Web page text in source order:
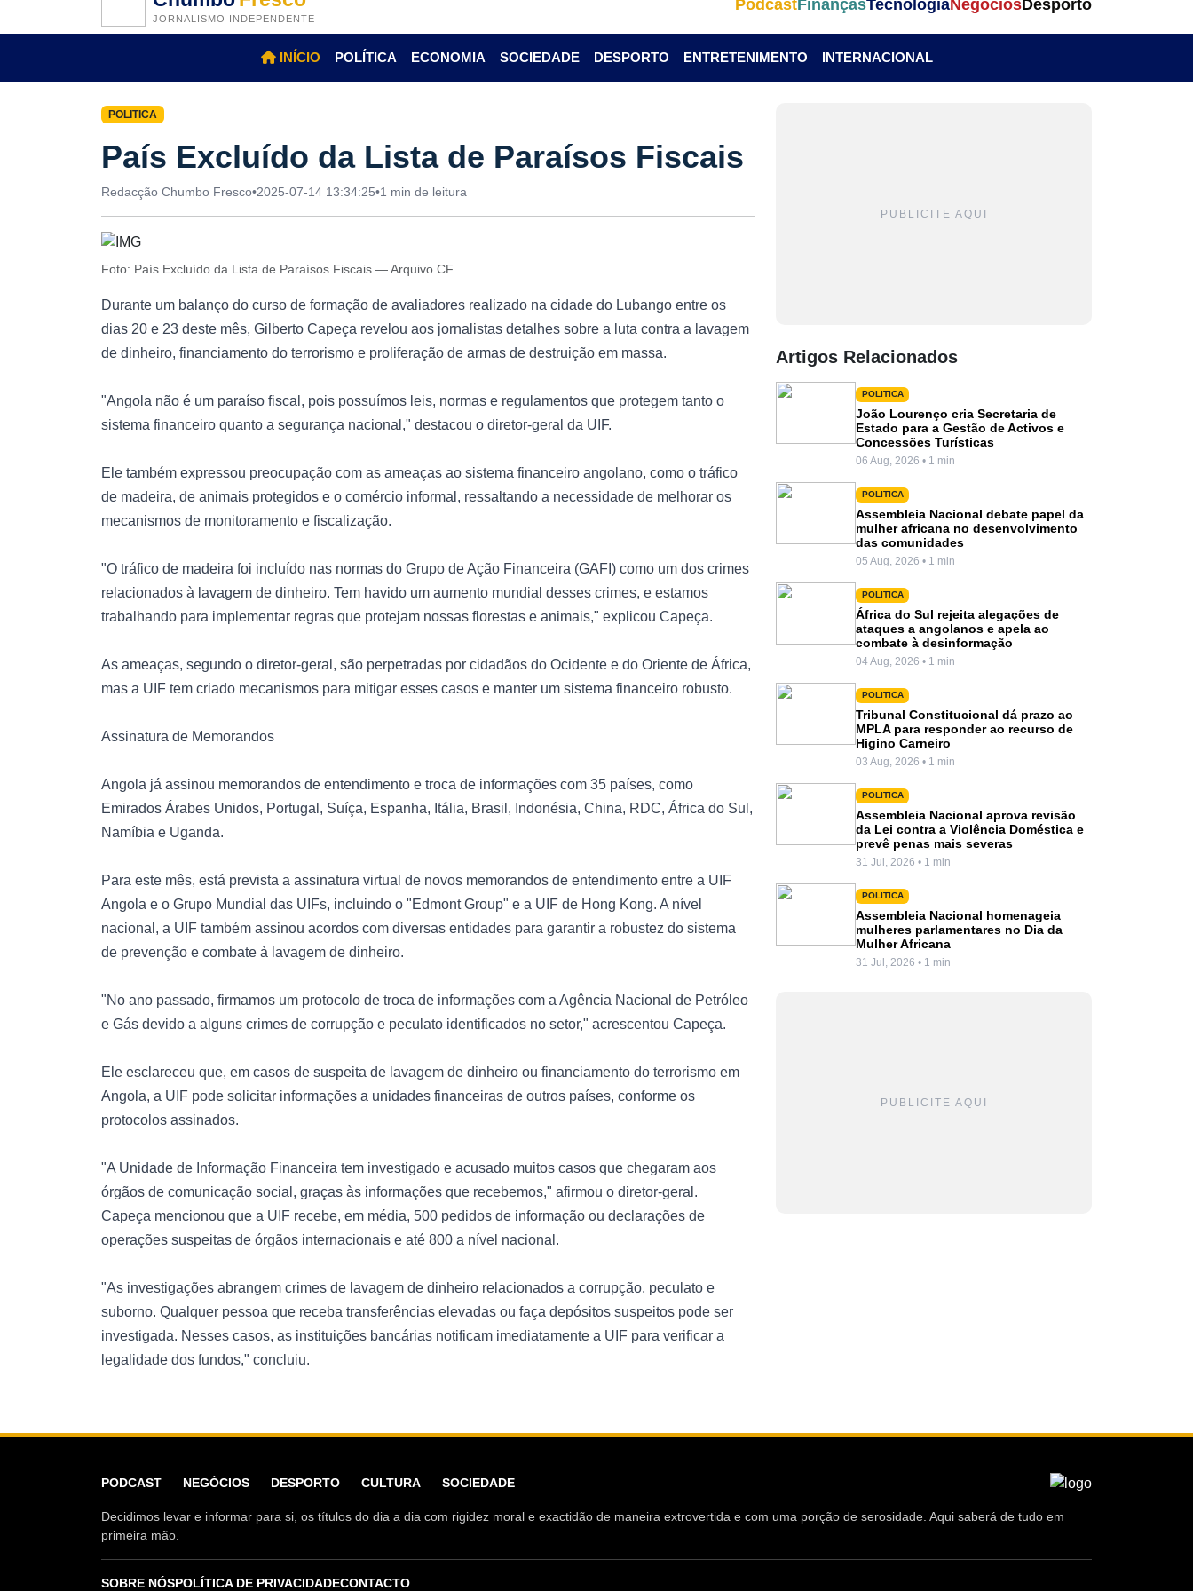
JORNALISMO INDEPENDENTE
PodcastFinançasTecnologiaNegóciosDesporto
INÍCIO POLÍTICA ECONOMIA SOCIEDADE DESPORTO ENTRETENIMENTO INTERNACIONAL
POLITICA
País Excluído da Lista de Paraísos Fiscais
Redacção Chumbo Fresco•2025-07-14 13:34:25•1 min de leitura
Foto: País Excluído da Lista de Paraísos Fiscais — Arquivo CF
Durante um balanço do curso de formação de avaliadores realizado na cidade do Lubango entre os
dias 20 e 23 deste mês, Gilberto Capeça revelou aos jornalistas detalhes sobre a luta contra a lavagem
de dinheiro, financiamento do terrorismo e proliferação de armas de destruição em massa.
"Angola não é um paraíso fiscal, pois possuímos leis, normas e regulamentos que protegem tanto o
sistema financeiro quanto a segurança nacional," destacou o diretor-geral da UIF.
Ele também expressou preocupação com as ameaças ao sistema financeiro angolano, como o tráfico
de madeira, de animais protegidos e o comércio informal, ressaltando a necessidade de melhorar os
mecanismos de monitoramento e fiscalização.
"O tráfico de madeira foi incluído nas normas do Grupo de Ação Financeira (GAFI) como um dos crimes
relacionados à lavagem de dinheiro. Tem havido um aumento mundial desses crimes, e estamos
trabalhando para implementar regras que protejam nossas florestas e animais," explicou Capeça.
As ameaças, segundo o diretor-geral, são perpetradas por cidadãos do Ocidente e do Oriente de África,
mas a UIF tem criado mecanismos para mitigar esses casos e manter um sistema financeiro robusto.
Assinatura de Memorandos
Angola já assinou memorandos de entendimento e troca de informações com 35 países, como
Emirados Árabes Unidos, Portugal, Suíça, Espanha, Itália, Brasil, Indonésia, China, RDC, África do Sul,
Namíbia e Uganda.
Para este mês, está prevista a assinatura virtual de novos memorandos de entendimento entre a UIF
Angola e o Grupo Mundial das UIFs, incluindo o "Edmont Group" e a UIF de Hong Kong. A nível
nacional, a UIF também assinou acordos com diversas entidades para garantir a robustez do sistema
de prevenção e combate à lavagem de dinheiro.
"No ano passado, firmamos um protocolo de troca de informações com a Agência Nacional de Petróleo
e Gás devido a alguns crimes de corrupção e peculato identificados no setor," acrescentou Capeça.
Ele esclareceu que, em casos de suspeita de lavagem de dinheiro ou financiamento do terrorismo em
Angola, a UIF pode solicitar informações a unidades financeiras de outros países, conforme os
protocolos assinados.
"A Unidade de Informação Financeira tem investigado e acusado muitos casos que chegaram aos
órgãos de comunicação social, graças às informações que recebemos," afirmou o diretor-geral.
Capeça mencionou que a UIF recebe, em média, 500 pedidos de informação ou declarações de
operações suspeitas de órgãos internacionais e até 800 a nível nacional.
"As investigações abrangem crimes de lavagem de dinheiro relacionados a corrupção, peculato e
suborno. Qualquer pessoa que receba transferências elevadas ou faça depósitos suspeitos pode ser
investigada. Nesses casos, as instituições bancárias notificam imediatamente a UIF para verificar a
legalidade dos fundos," concluiu.
PUBLICITE AQUI
Artigos Relacionados
POLITICA
João Lourenço cria Secretaria de
Estado para a Gestão de Activos e
Concessões Turísticas
06 Aug, 2026 • 1 min
POLITICA
Assembleia Nacional debate papel da
mulher africana no desenvolvimento
das comunidades
05 Aug, 2026 • 1 min
POLITICA
África do Sul rejeita alegações de
ataques a angolanos e apela ao
combate à desinformação
04 Aug, 2026 • 1 min
POLITICA
Tribunal Constitucional dá prazo ao
MPLA para responder ao recurso de
Higino Carneiro
03 Aug, 2026 • 1 min
POLITICA
Assembleia Nacional aprova revisão
da Lei contra a Violência Doméstica e
prevê penas mais severas
31 Jul, 2026 • 1 min
POLITICA
Assembleia Nacional homenageia
mulheres parlamentares no Dia da
Mulher Africana
31 Jul, 2026 • 1 min
PUBLICITE AQUI
PODCAST NEGÓCIOS DESPORTO CULTURA SOCIEDADE
Decidimos levar e informar para si, os títulos do dia a dia com rigidez moral e exactidão de maneira extrovertida e com uma porção de serosidade. Aqui saberá de tudo em
primeira mão.
SOBRE NÓSPOLÍTICA DE PRIVACIDADECONTACTO